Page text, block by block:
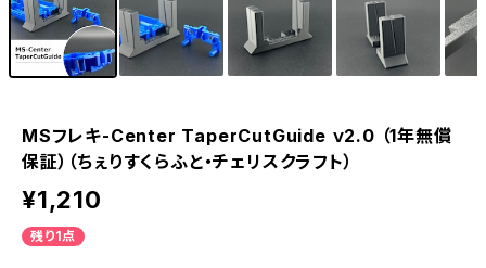
MSフレキ-Center TaperCutGuide ｖ2.0 （1年無償
保証）（ちぇりすくらふと・チェリスクラフト）
¥1,210
残り1点